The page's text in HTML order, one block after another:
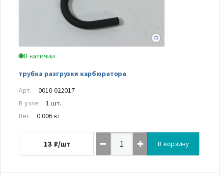
В наличии
трубка разгрузки карбюратора
Арт.
0010-022017
В узле
1 шт.
Вес
0.006 кг
13 ₽/шт В корзину